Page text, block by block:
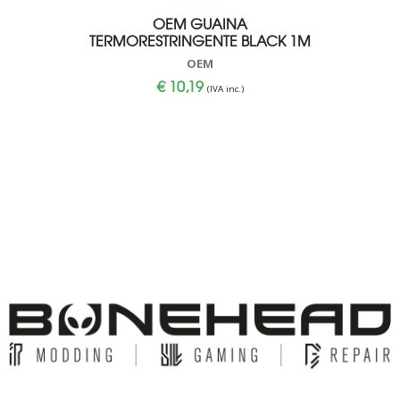
OEM GUAINA
TERMORESTRINGENTE BLACK 1M
OEM
€10,19 (IVA inc.)